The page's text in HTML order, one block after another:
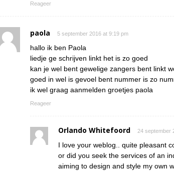
Reageer
paola 5 september 2016 at 9:19 pm
hallo ik ben Paola
liedje ge schrijven linkt het is zo goed
kan je wel bent gewelige zangers bent linkt
goed in wel is gevoel bent nummer is zo
ik wel graag aanmelden groetjes paola
Reageer
Orlando Whitefoord 24 september
I love your weblog.. quite pleasant
or did you seek the services of an
aiming to design and style my own